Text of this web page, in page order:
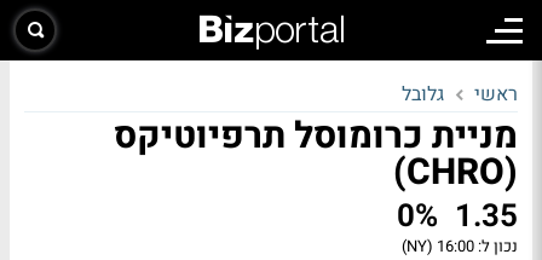
ראשי גלובל
מניית כרומוסל תרפיוטיקס
(CHRO)
1.35
0%
נכון ל: 16:00 (NY)